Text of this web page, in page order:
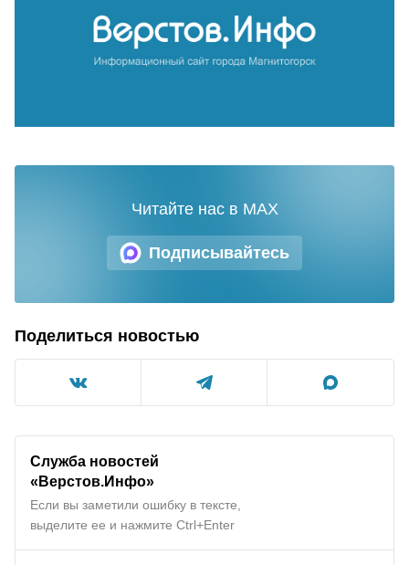
Подписывайтесь
Читайте нас в MAX
Поделиться новостью
Служба новостей
«Верстов.Инфо»
Если вы заметили ошибку в тексте,
выделите ее и нажмите Ctrl+Enter